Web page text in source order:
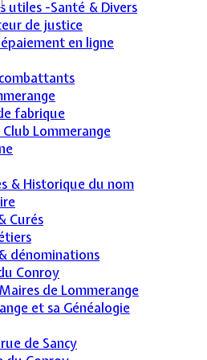
utiles -Santé & Divers
de justice
en ligne
fabrique
Lommerange
& Historique du nom
Curés
dénominations
Conroy
de Lommerange
et sa Généalogie
de Sancy